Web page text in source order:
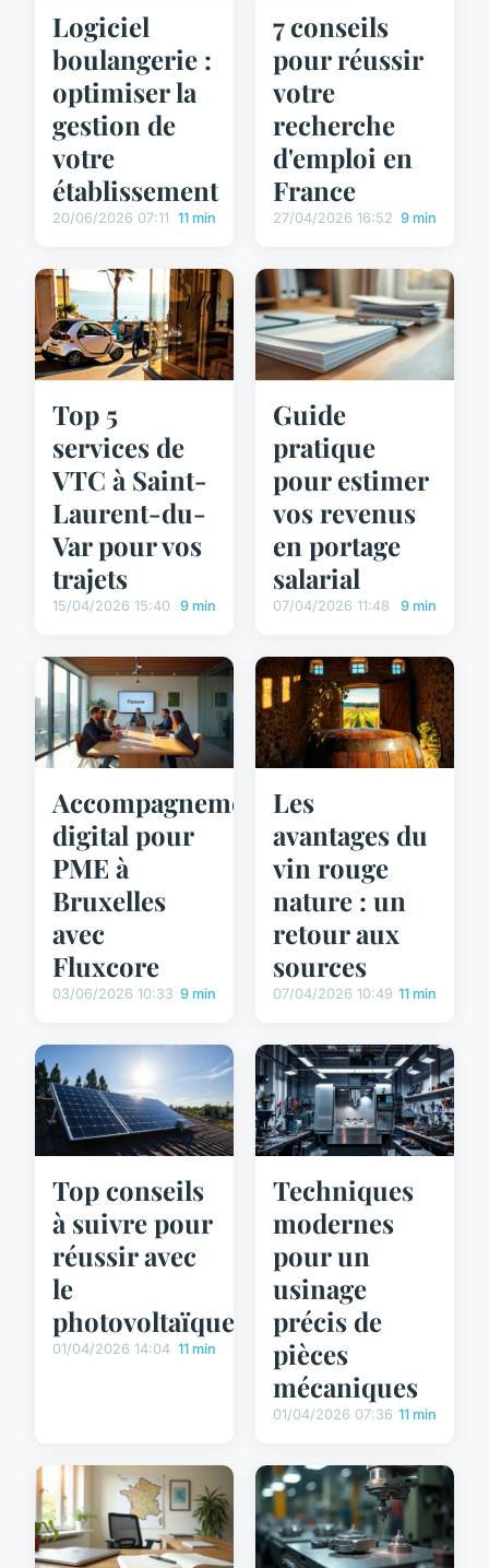
Logiciel
boulangerie :
optimiser la
gestion de
votre
établissement
20/06/2026 07:11 11 min
7 conseils
pour réussir
votre
recherche
d'emploi en
France
27/04/2026 16:52 9 min
Top 5
services de
VTC à Saint-
Laurent-du-
Var pour vos
trajets
15/04/2026 15:40 9 min
Guide
pratique
pour estimer
vos revenus
en portage
salarial
07/04/2026 11:48 9 min
Accompagnement
digital pour
PME à
Bruxelles
avec
Fluxcore
03/06/2026 10:33 9 min
Les
avantages du
vin rouge
nature : un
retour aux
sources
07/04/2026 10:49 11 min
Top conseils
à suivre pour
réussir avec
le
photovoltaïque
01/04/2026 14:04 11 min
Techniques
modernes
pour un
usinage
précis de
pièces
mécaniques
01/04/2026 07:36 11 min